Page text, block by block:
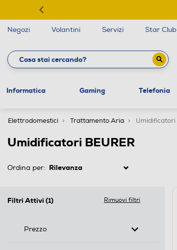
Negozi Volantini Servizi Star Club
Informatica Gaming Telefonia
Elettrodomestici Trattamento Aria Umidificatori
Umidificatori BEURER
Ordina per:
Filtri Attivi (1) Rimuovi filtri
Prezzo